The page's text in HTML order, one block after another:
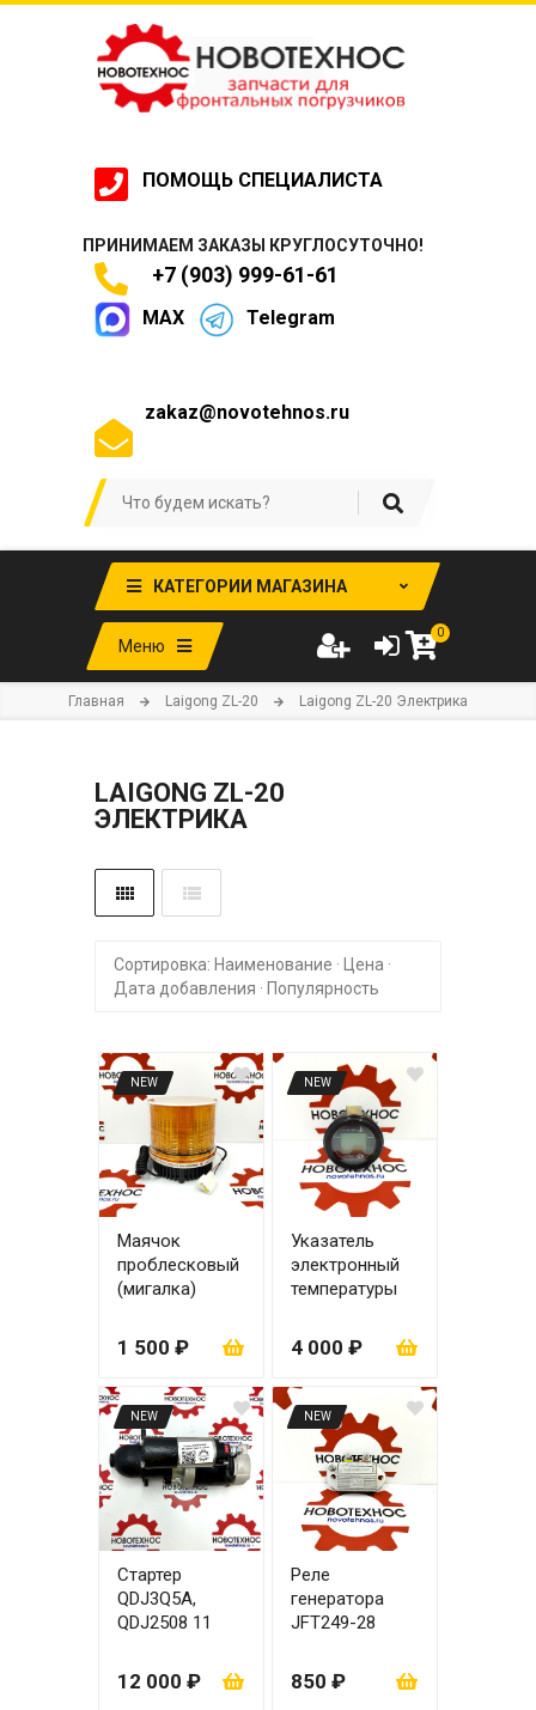
ПОМОЩЬ СПЕЦИАЛИСТА
ПРИНИМАЕМ ЗАКАЗЫ КРУГЛОСУТОЧНО!
+7 (903) 999-61-61
MAX Telegram
zakaz@novotehnos.ru
КАТЕГОРИИ МАГАЗИНА
Меню
0
Главная Laigong ZL-20 Laigong ZL-20 Электрика
LAIGONG ZL-20
ЭЛЕКТРИКА
Сортировка: Наименование · Цена ·
Дата добавления · Популярность
NEW
Маячок
проблесковый
(мигалка)
1 500 ₽
NEW
Указатель
электронный
температуры
4 000 ₽
NEW
Стартер
QDJ3Q5A,
QDJ2508 11
YCD4R11G-68
12 000 ₽
NEW
Реле
генератора
JFT249-28
(CY4100)
850 ₽